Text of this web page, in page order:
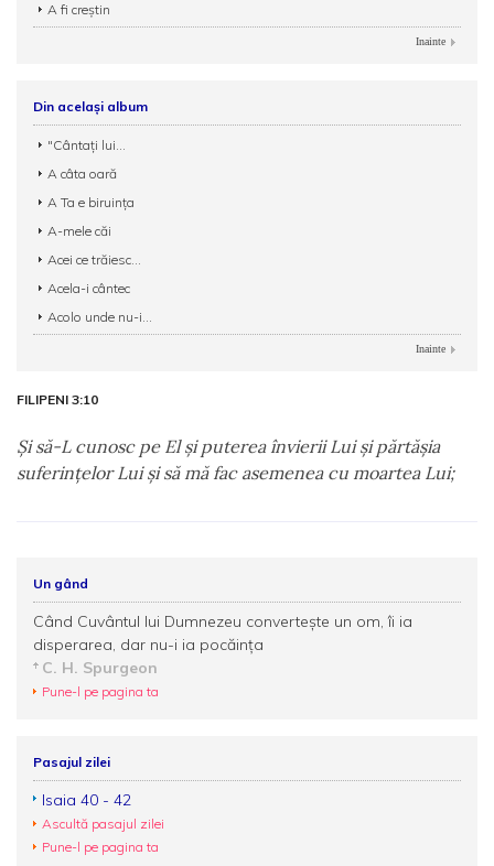
A fi creștin
Inainte
Din același album
"Cântați lui...
A câta oară
A Ta e biruința
A-mele căi
Acei ce trăiesc...
Acela-i cântec
Acolo unde nu-i...
Inainte
FILIPENI 3:10
Şi să-L cunosc pe El şi puterea învierii Lui şi părtăşia
suferinţelor Lui şi să mă fac asemenea cu moartea Lui;
Un gând
Când Cuvântul lui Dumnezeu convertește un om, îi ia
disperarea, dar nu-i ia pocăința
C. H. Spurgeon
Pune-l pe pagina ta
Pasajul zilei
Isaia 40 - 42
Ascultă pasajul zilei
Pune-l pe pagina ta